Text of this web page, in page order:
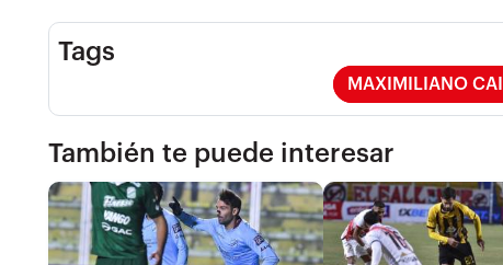
Tags
MAXIMILIANO
También te puede interesar